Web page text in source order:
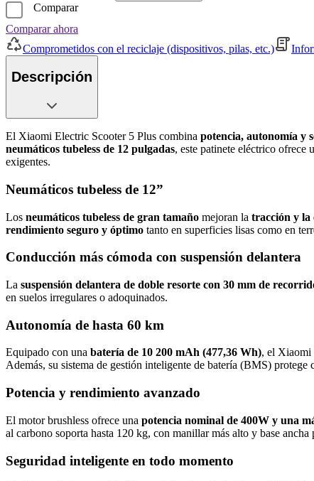
Comparar
Comparar ahora
Comprometidos con el reciclaje (dispositivos, pilas, etc.)
Descripción
El Xiaomi Electric Scooter 5 Plus combina potencia, autonomía y
neumáticos tubeless de 12 pulgadas, este patinete eléctrico ofrece
exigentes.
Neumáticos tubeless de 12”
Los neumáticos tubeless de gran tamaño mejoran la tracción y la
rendimiento seguro y óptimo tanto en superficies lisas como en
Conducción más cómoda con suspensión delantera
La suspensión delantera de doble resorte con 30 mm de
en suelos irregulares o adoquinados.
Autonomía de hasta 60 km
Equipado con una batería de 10 200 mAh (477,36 Wh), el Xiaomi
Además, su sistema de gestión inteligente de batería (BMS)
Potencia y rendimiento avanzado
El motor brushless ofrece una potencia nominal de 400W y una
al carbono soporta hasta 120 kg, con manillar más alto y base
Seguridad inteligente en todo momento